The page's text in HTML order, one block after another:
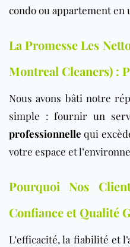
condoou appartementen
La Promesse Les
Montreal Cleaners) :
Nous avons bâti notre
simple : fournir un
professionnelle qui
votre espace et
Pourquoi Nos
Confiance et Qualité
L’efficacité, la fiabilité et